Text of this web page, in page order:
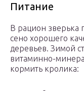
Питание
В рацион
сено хорошего
деревьев. Зимой
витаминно-
кормить кролика: